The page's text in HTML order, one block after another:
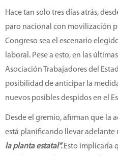
Hace tan solo tres días atrás,
paro nacional con movilización
Congreso sea el escenario
laboral. Pese a esto, en las
Asociación Trabajadores del
posibilidad de anticipar la
nuevos posibles despidos en el
Desde el gremio, afirman que la
está planificando llevar adelante
la planta estatal”.Esto implicaría